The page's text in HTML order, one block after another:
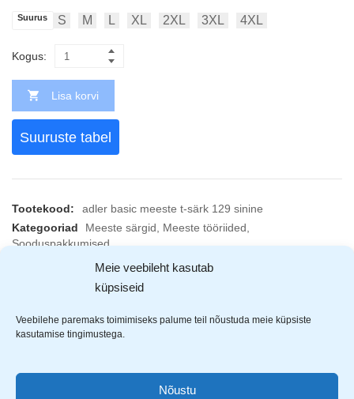
Meie veebileht kasutab
küpsiseid
Veebilehe paremaks toimimiseks palume teil nõustuda meie küpsiste
kasutamise tingimustega.
Nõustu
Suurus S M L XL 2XL 3XL 4XL
Kogus:
Lisa korvi
Suuruste tabel
Tootekood:
adler basic meeste t-särk 129 sinine
Kategooriad
Meeste särgid Meeste tööriided
Sooduspakkumised
KIRJELDUS ARVUSTUSED (60) TOOTJAD (1)